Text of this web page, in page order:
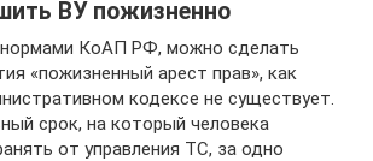
ВУ пожизненно
нормами КоАП РФ, можно сделать
«пожизненный арест прав», как
кодексе не существует.
срок, на который человека
от управления ТС, за одно